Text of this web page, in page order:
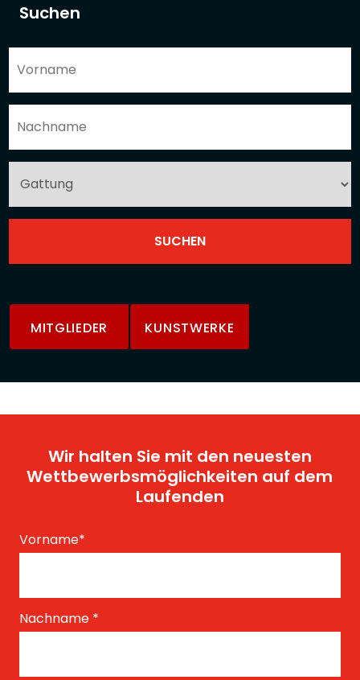
Suchen
MITGLIEDER KUNSTWERKE
Wir halten Sie mit den neuesten
Wettbewerbsmöglichkeiten auf dem
Laufenden
Vorname*
Nachname *